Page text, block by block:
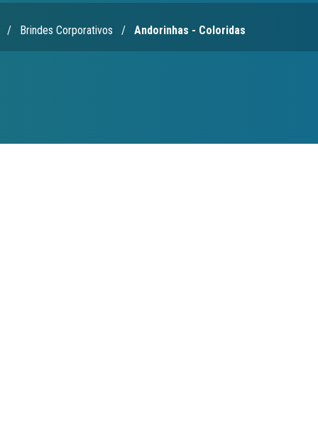
/ Brindes Corporativos / Andorinhas - Coloridas